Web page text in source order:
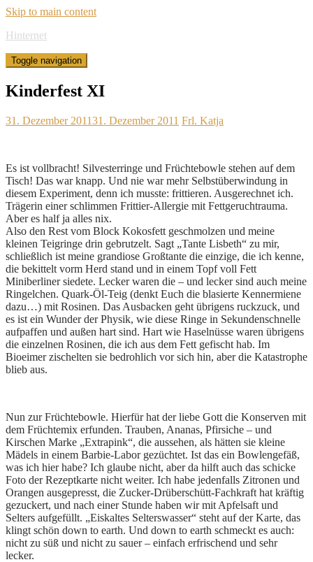
Skip to main content
Hinternet
Toggle navigation
Kinderfest XI
31. Dezember 201131. Dezember 2011 Frl. Katja
Es ist vollbracht! Silvesterringe und Früchtebowle stehen auf dem
Tisch! Das war knapp. Und nie war mehr Selbstüberwindung in
diesem Experiment, denn ich musste: frittieren. Ausgerechnet ich.
Trägerin einer schlimmen Frittier-Allergie mit Fettgeruchtrauma.
Aber es half ja alles nix.
Also den Rest vom Block Kokosfett geschmolzen und meine
kleinen Teigringe drin gebrutzelt. Sagt „Tante Lisbeth“ zu mir,
schließlich ist meine grandiose Großtante die einzige, die ich kenne,
die bekittelt vorm Herd stand und in einem Topf voll Fett
Miniberliner siedete. Lecker waren die – und lecker sind auch meine
Ringelchen. Quark-Öl-Teig (denkt Euch die blasierte Kennermiene
dazu…) mit Rosinen. Das Ausbacken geht übrigens ruckzuck, und
es ist ein Wunder der Physik, wie diese Ringe in Sekundenschnelle
aufpaffen und außen hart sind. Hart wie Haselnüsse waren übrigens
die einzelnen Rosinen, die ich aus dem Fett gefischt hab. Im
Bioeimer zischelten sie bedrohlich vor sich hin, aber die Katastrophe
blieb aus.
Nun zur Früchtebowle. Hierfür hat der liebe Gott die Konserven mit
dem Früchtemix erfunden. Trauben, Ananas, Pfirsiche – und
Kirschen Marke „Extrapink“, die aussehen, als hätten sie kleine
Mädels in einem Barbie-Labor gezüchtet. Ist das ein Bowlengefäß,
was ich hier habe? Ich glaube nicht, aber da hilft auch das schicke
Foto der Rezeptkarte nicht weiter. Ich habe jedenfalls Zitronen und
Orangen ausgepresst, die Zucker-Drüberschütt-Fachkraft hat kräftig
gezuckert, und nach einer Stunde haben wir mit Apfelsaft und
Selters aufgefüllt. „Eiskaltes Selterswasser“ steht auf der Karte, das
klingt schön down to earth. Und down to earth schmeckt es auch:
nicht zu süß und nicht zu sauer – einfach erfrischend und sehr
lecker.